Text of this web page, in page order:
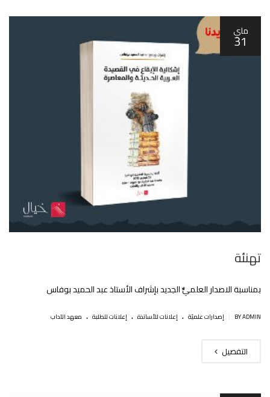
ماي
31
تهنئة
بمناسبة الاصدار العلميٌّ الجديد بإشراف الأستاذ عبد الحميد بوفاس
BY ADMIN إصدارات علميّة . إعلانات للأساتذة . إعلانات للطلبة . معهد الآداب
التفصيل